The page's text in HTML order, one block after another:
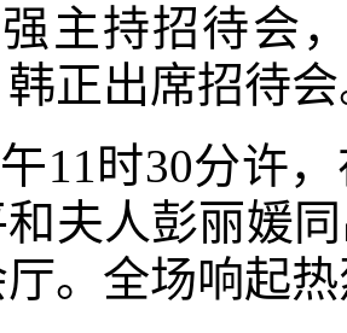
主持招待会
正出席招待
午11时30分许
夫人彭丽媛
。全场响起